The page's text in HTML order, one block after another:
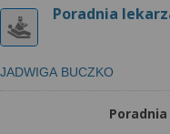
Poradnia
JADWIGA BUCZKO